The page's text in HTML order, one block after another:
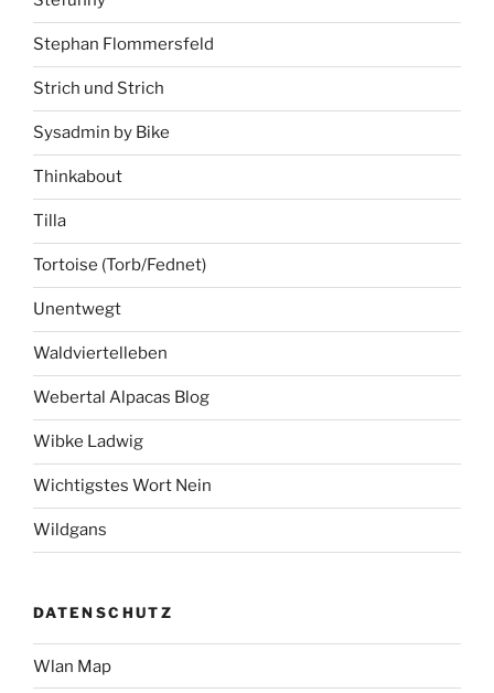
Stephan Flommersfeld
Strich und Strich
Sysadmin by Bike
Thinkabout
Tilla
Tortoise (Torb/Fednet)
Unentwegt
Waldviertelleben
Webertal Alpacas Blog
Wibke Ladwig
Wichtigstes Wort Nein
Wildgans
DATENSCHUTZ
Wlan Map